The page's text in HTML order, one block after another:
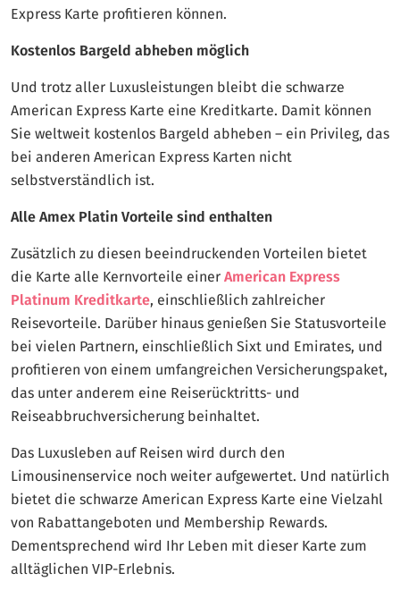
Express Karte profitieren können.
Kostenlos Bargeld abheben möglich
Und trotz aller Luxusleistungen bleibt die schwarze
American Express Karte eine Kreditkarte. Damit können
Sie weltweit kostenlos Bargeld abheben – ein Privileg, das
bei anderen American Express Karten nicht
selbstverständlich ist.
Alle Amex Platin Vorteile sind enthalten
Zusätzlich zu diesen beeindruckenden Vorteilen bietet
die Karte alle Kernvorteile einer American Express
Platinum Kreditkarte, einschließlich zahlreicher
Reisevorteile. Darüber hinaus genießen Sie Statusvorteile
bei vielen Partnern, einschließlich Sixt und Emirates, und
profitieren von einem umfangreichen Versicherungspaket,
das unter anderem eine Reiserücktritts- und
Reiseabbruchversicherung beinhaltet.
Das Luxusleben auf Reisen wird durch den
Limousinenservice noch weiter aufgewertet. Und natürlich
bietet die schwarze American Express Karte eine Vielzahl
von Rabattangeboten und Membership Rewards.
Dementsprechend wird Ihr Leben mit dieser Karte zum
alltäglichen VIP-Erlebnis.